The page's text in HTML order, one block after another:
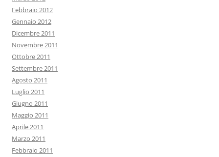
Febbraio 2012
Gennaio 2012
Dicembre 2011
Novembre 2011
Ottobre 2011
Settembre 2011
Agosto 2011
Luglio 2011
Giugno 2011
Maggio 2011
Aprile 2011
Marzo 2011
Febbraio 2011